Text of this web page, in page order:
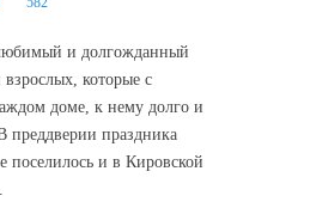
и долгожданный
которые с
доме, к нему долго и
преддверии праздника
поселилось и в Кировской